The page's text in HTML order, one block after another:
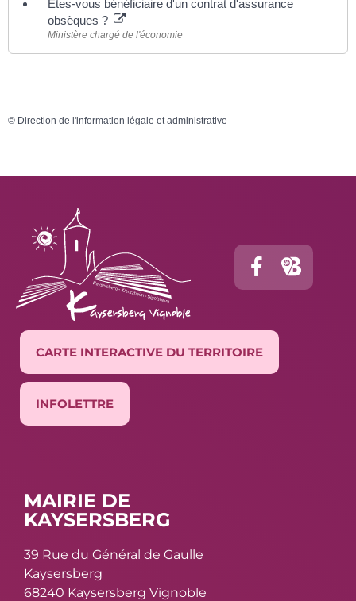
Êtes-vous bénéficiaire d'un contrat d'assurance
obsèques ?
Ministère chargé de l'économie
© Direction de l'information légale et administrative
CARTE INTERACTIVE DU TERRITOIRE
INFOLETTRE
MAIRIE DE
KAYSERSBERG
39 Rue du Général de Gaulle
Kaysersberg
68240 Kaysersberg Vignoble